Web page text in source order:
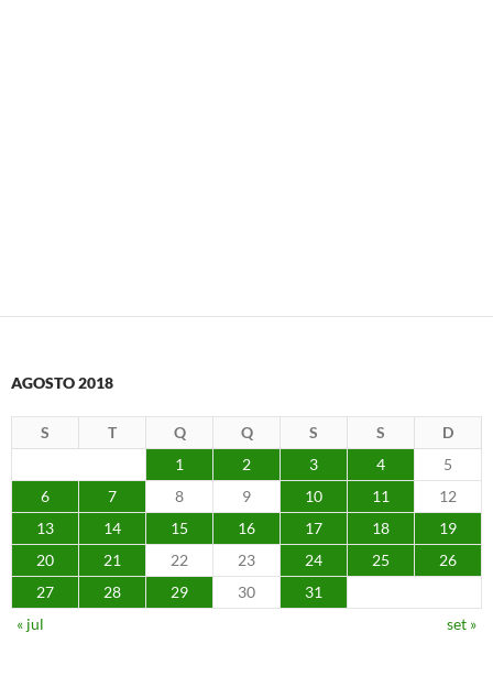
AGOSTO 2018
S T Q Q S S
D
1
2 3 4
5
6
7 8 9 10 11
12
13
14 15 16 17 18
19
20
21 22 23 24 25
26
27
28 29 30
31
« jul
set »